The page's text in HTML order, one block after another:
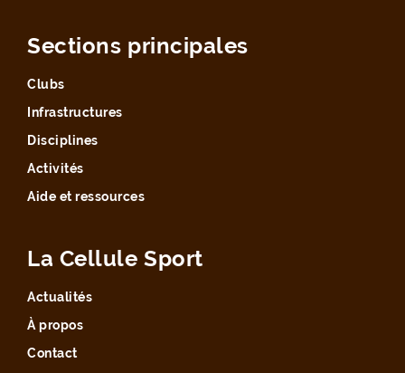
Sections principales
Clubs
Infrastructures
Disciplines
Activités
Aide et ressources
La Cellule Sport
Actualités
À propos
Contact